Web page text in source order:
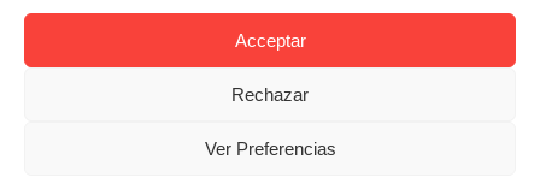
Acceptar
Rechazar
Ver Preferencias